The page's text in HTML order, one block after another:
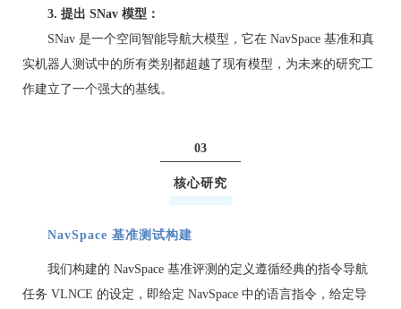
3. 提出 SNav 模型：
SNav 是一个空间智能导航大模型，它在 NavSpace 基准和真
实机器人测试中的所有类别都超越了现有模型，为未来的研究工
作建立了一个强大的基线。
03
核心研究
NavSpace 基准测试构建
我们构建的 NavSpace 基准评测的定义遵循经典的指令导航
任务 VLNCE 的设定，即给定 NavSpace 中的语言指令，给定导